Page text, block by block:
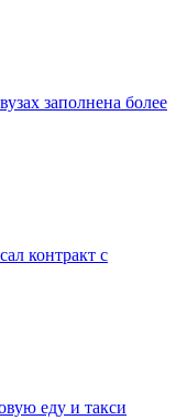
заполнена более
контракт с
еду и такси